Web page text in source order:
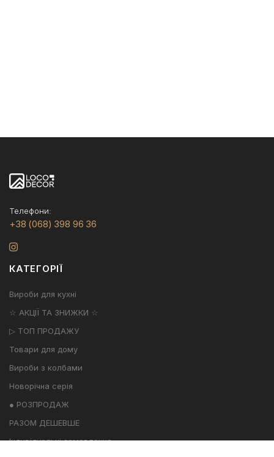
Телефони:
+38 (068) 398 96 36
КАТЕГОРІЇ
Вироби для кухні
☆ АКЦІЇ ТА ЗНИЖКИ ☆
▷ ТОП ПРОДАЖУ
Товари для дому
Вироби з колбами
Новорічна серія
● РОЗПРОДАЖ
РАЗОМ ДЕШЕВШЕ
Індивідуальні замовлення